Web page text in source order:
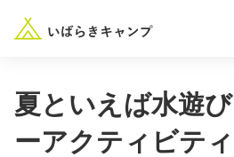
― AUTUMN
夏といえば水遊
ーアクティビテ